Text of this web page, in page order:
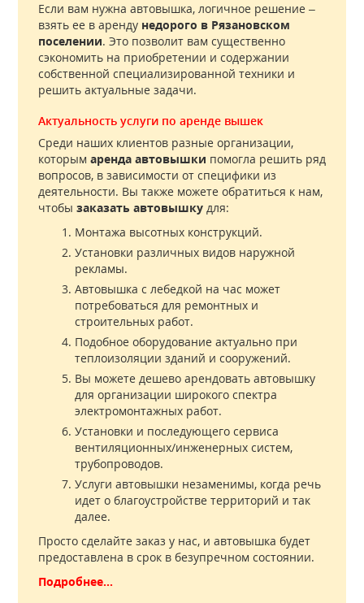
Если вам нужна автовышка, логичное решение –
взять ее в аренду недорого в Рязановском
поселении. Это позволит вам существенно
сэкономить на приобретении и содержании
собственной специализированной техники и
решить актуальные задачи.
Актуальность услуги по аренде вышек
Среди наших клиентов разные организации,
которымаренда автовышки помогла решить ряд
вопросов, в зависимости от специфики из
деятельности. Вы также можете обратиться к нам,
чтобызаказать автовышку для:
Монтажа высотных конструкций.
Установки различных видов наружной
рекламы.
Автовышка с лебедкой на час может
потребоваться для ремонтных и
строительных работ.
Подобное оборудование актуально при
теплоизоляции зданий и сооружений.
Вы можете дешево арендовать автовышку
для организации широкого спектра
электромонтажных работ.
Установки и последующего сервиса
вентиляционных/инженерных систем,
трубопроводов.
Услуги автовышки незаменимы, когда речь
идет о благоустройстве территорий и так
далее.
Просто сделайте заказ у нас, и автовышка будет
предоставлена в срок в безупречном состоянии.
Подробнее...